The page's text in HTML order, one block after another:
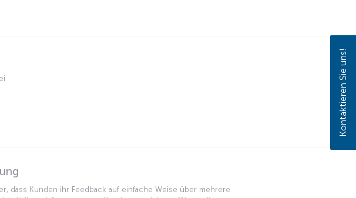
dass Kunden ihr Feedback auf einfache Weise über mehrere
Kontaktieren Sie uns!